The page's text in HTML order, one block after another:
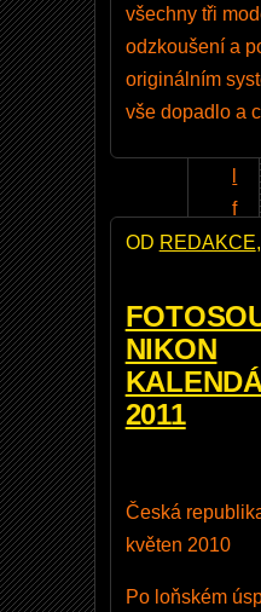
všechny tři
odzkoušení a
originálním
vše dopadlo a
OD REDAKCE
NIKON
2011
Česká
květen 2010
Po loňském
k
b
y
m
f
o
t
I
R
-